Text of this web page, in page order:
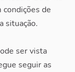
condições de
situação.
ser vista
seguir as